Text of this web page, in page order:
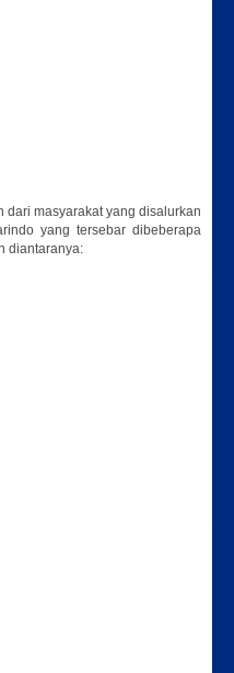
dari masyarakat yang disalurkan
yang tersebar dibeberapa
diantaranya: